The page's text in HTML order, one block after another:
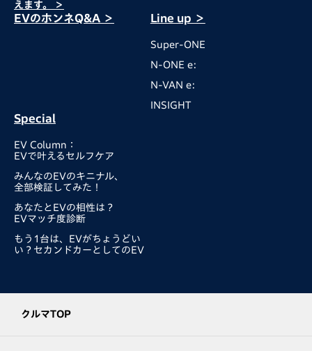
えます。 ＞
EVのホンネQ&A ＞ Line up ＞
Super-ONE
N-ONE e:
N-VAN e:
INSIGHT
Special
EV Column：
EVで叶えるセルフケア
みんなのEVのキニナル、
全部検証してみた！
あなたとEVの相性は？
EVマッチ度診断
もう1台は、EVがちょうどい
い？セカンドカーとしてのEV
クルマTOP